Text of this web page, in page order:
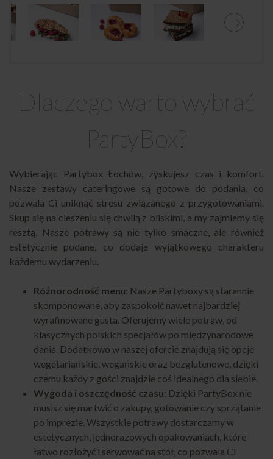
Dlaczego warto wybrać
PartyBox?
Wybierając Partybox Łochów, zyskujesz czas i komfort.
Nasze zestawy cateringowe są gotowe do podania, co
pozwala Ci uniknąć stresu związanego z przygotowaniami.
Skup się na cieszeniu się chwilą z bliskimi, a my zajmiemy się
resztą. Nasze potrawy są nie tylko smaczne, ale również
estetycznie podane, co dodaje wyjątkowego charakteru
każdemu wydarzeniu.
Różnorodność menu: Nasze Partyboxy są starannie
skomponowane, aby zaspokoić nawet najbardziej
wyrafinowane gusta. Oferujemy wiele potraw, od
klasycznych polskich specjałów po międzynarodowe
dania. Dodatkowo w naszej ofercie znajdują się opcje
wegetariańskie, wegańskie oraz bezglutenowe, dzięki
czemu każdy z gości znajdzie coś idealnego dla siebie.
Wygoda i oszczędność czasu: Dzięki PartyBox nie
musisz się martwić o zakupy, gotowanie czy sprzątanie
po imprezie. Wszystkie potrawy dostarczamy w
estetycznych, jednorazowych opakowaniach, które
łatwo rozłożyć i serwować na stół, co pozwala Ci